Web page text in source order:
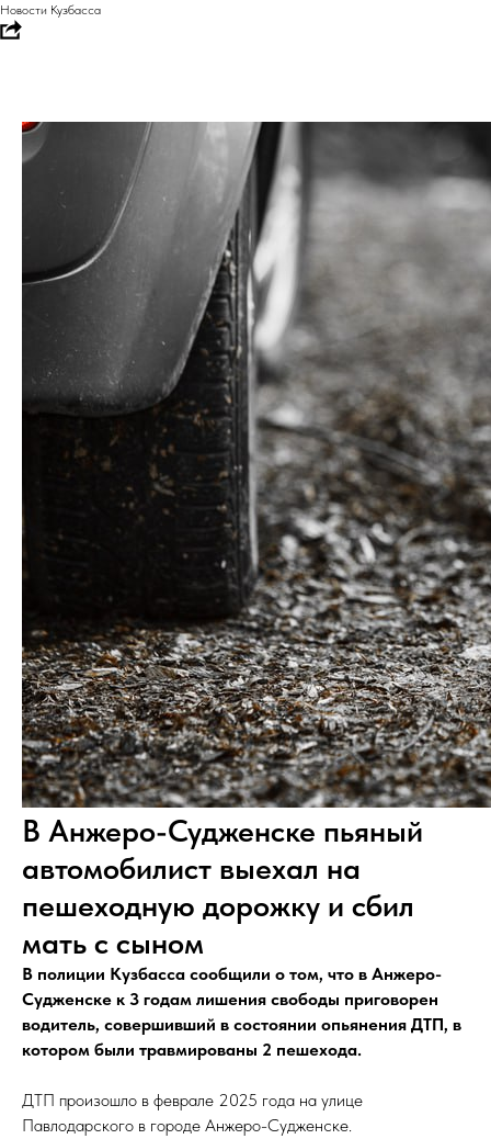
Новости Кузбасса
В Анжеро-Судженске пьяный
автомобилист выехал на
пешеходную дорожку и сбил
мать с сыном
В полиции Кузбасса сообщили о том, что в Анжеро-
Судженске к 3 годам лишения свободы приговорен
водитель, совершивший в состоянии опьянения ДТП, в
котором были травмированы 2 пешехода.
ДТП произошло в феврале 2025 года на улице
Павлодарского в городе Анжеро-Судженске.